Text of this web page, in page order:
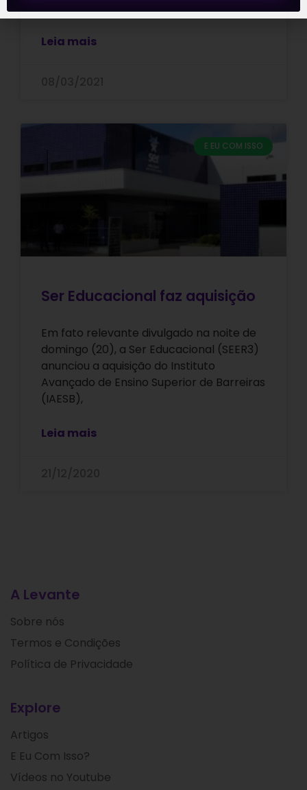
Leia mais
E EU COM ISSO
Ser Educacional faz aquisição
Em fato relevante divulgado na noite de
domingo (20), a Ser Educacional (SEER3)
anunciou a aquisição do Instituto
Avançado de Ensino Superior de Barreiras
(IAESB),
Leia mais
A Levante
Sobre nós
Termos e Condições
Política de Privacidade
Explore
Artigos
E Eu Com Isso?
Vídeos no Youtube